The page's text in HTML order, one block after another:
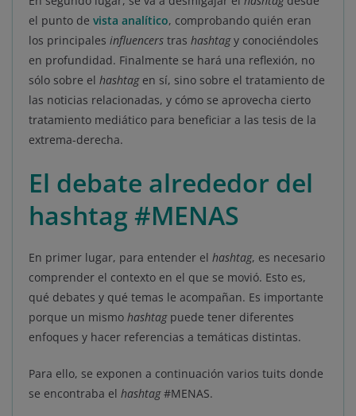
el punto de vista analítico, comprobando quién eran
los principales influencers tras hashtagy conociéndoles
en profundidad. Finalmente se hará una reflexión, no
sólo sobre el hashtagen sí, sino sobre el tratamiento de
las noticias relacionadas, y cómo se aprovecha cierto
tratamiento mediático para beneficiar a las tesis de la
extrema-derecha.
El debate alrededor del
hashtag #MENAS
En primer lugar, para entender el hashtag, es necesario
comprender el contexto en el que se movió. Esto es,
qué debates y qué temas le acompañan. Es importante
porque un mismo hashtagpuede tener diferentes
enfoques y hacer referencias a temáticas distintas.
Para ello, se exponen a continuación varios tuits donde
se encontraba el hashtag#MENAS.